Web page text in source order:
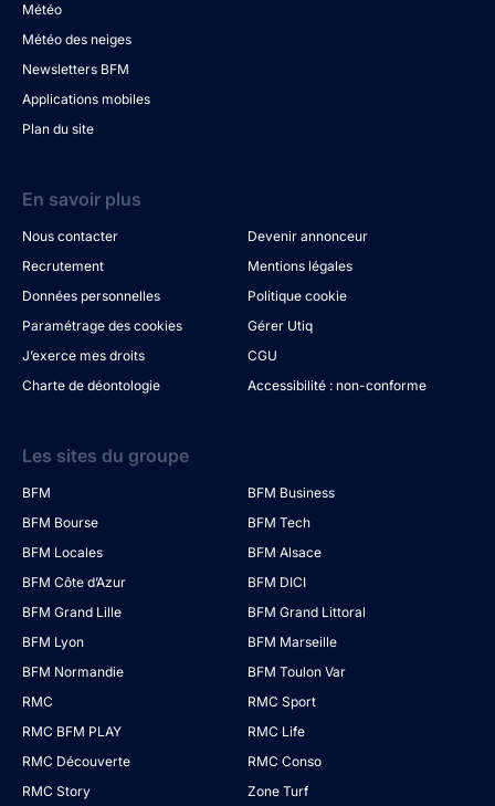
Météo
Météo des neiges
Newsletters BFM
Applications mobiles
Plan du site
En savoir plus
Nous contacter
Devenir annonceur
Recrutement
Mentions légales
Données personnelles
Politique cookie
Paramétrage des cookies
Gérer Utiq
J’exerce mes droits
CGU
Charte de déontologie
Accessibilité : non-conforme
Les sites du groupe
BFM
BFM Business
BFM Bourse
BFM Tech
BFM Locales
BFM Alsace
BFM Côte d’Azur
BFM DICI
BFM Grand Lille
BFM Grand Littoral
BFM Lyon
BFM Marseille
BFM Normandie
BFM Toulon Var
RMC
RMC Sport
RMC BFM PLAY
RMC Life
RMC Découverte
RMC Conso
RMC Story
Zone Turf